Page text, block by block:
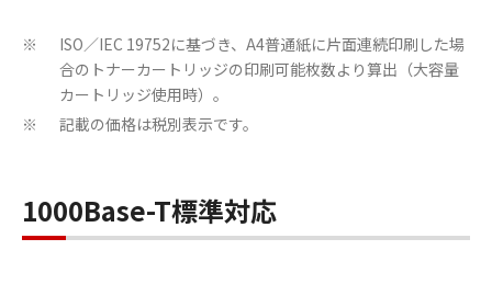
※
ISO／IEC 19752に基づき、A4普通紙に片面連続印刷した場
合のトナーカートリッジの印刷可能枚数より算出（大容量
カートリッジ使用時）。
※ 記載の価格は税別表示です。
1000Base-T標準対応